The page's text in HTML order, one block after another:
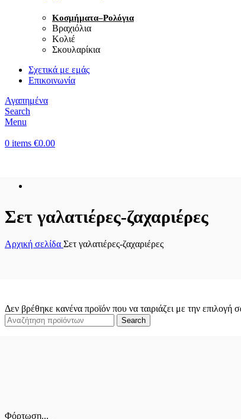
Κοσμήματα–Ρολόγια
Βραχιόλια
Κολιέ
Σκουλαρίκια
Σχετικά με εμάς
Επικοινωνία
Αγαπημένα
Search
Menu
0 items €0.00
Σετ γαλατιέρες-ζαχαριέρες
Αρχική σελίδα Σετ γαλατιέρες-ζαχαριέρες
Δεν βρέθηκε κανένα προϊόν που να ταιριάζει με την επιλογή
Search
Φόρτωση...